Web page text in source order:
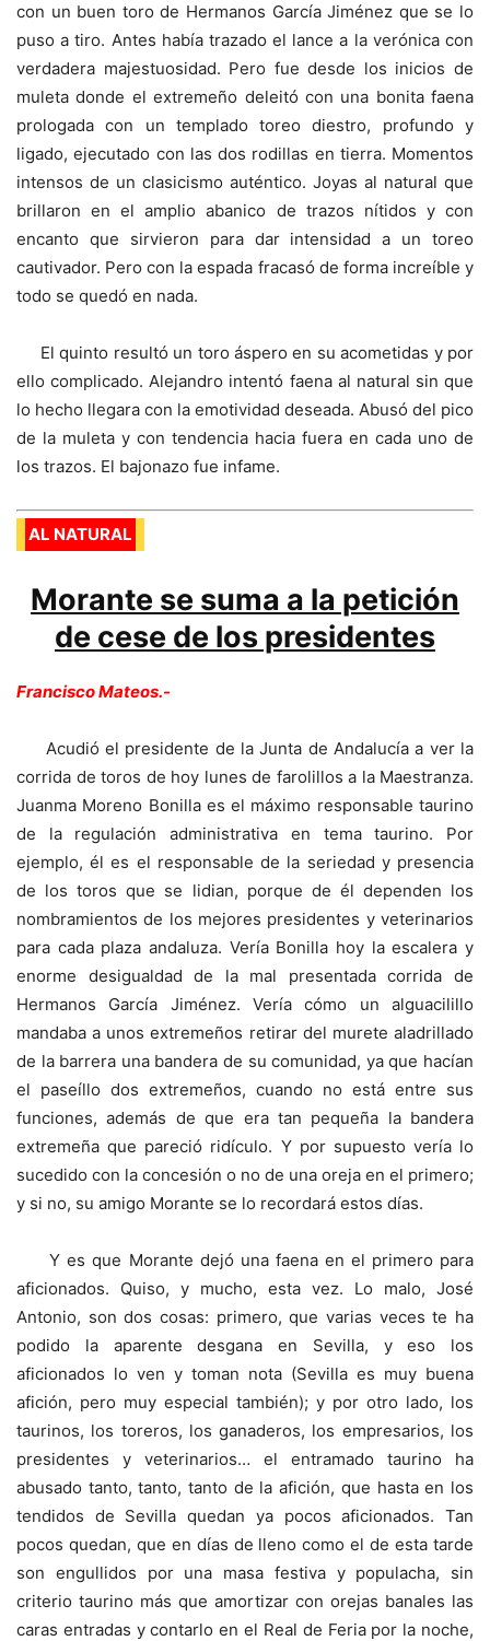
con un buen toro de Hermanos García Jiménez que se lo
puso a tiro. Antes había trazado el lance a la verónica con
verdadera majestuosidad. Pero fue desde los inicios de
muleta donde el extremeño deleitó con una bonita faena
prologada con un templado toreo diestro, profundo y
ligado, ejecutado con las dos rodillas en tierra. Momentos
intensos de un clasicismo auténtico. Joyas al natural que
brillaron en el amplio abanico de trazos nítidos y con
encanto que sirvieron para dar intensidad a un toreo
cautivador. Pero con la espada fracasó de forma increíble y
todo se quedó en nada.
El quinto resultó un toro áspero en su acometidas y por
ello complicado. Alejandro intentó faena al natural sin que
lo hecho llegara con la emotividad deseada. Abusó del pico
de la muleta y con tendencia hacia fuera en cada uno de
los trazos. El bajonazo fue infame.
AL NATURAL
Morante se suma a la petición
de cese de los presidentes
Francisco Mateos.-
Acudió el presidente de la Junta de Andalucía a ver la
corrida de toros de hoy lunes de farolillos a la Maestranza.
Juanma Moreno Bonilla es el máximo responsable taurino
de la regulación administrativa en tema taurino. Por
ejemplo, él es el responsable de la seriedad y presencia
de los toros que se lidian, porque de él dependen los
nombramientos de los mejores presidentes y veterinarios
para cada plaza andaluza. Vería Bonilla hoy la escalera y
enorme desigualdad de la mal presentada corrida de
Hermanos García Jiménez. Vería cómo un alguacilillo
mandaba a unos extremeños retirar del murete aladrillado
de la barrera una bandera de su comunidad, ya que hacían
el paseíllo dos extremeños, cuando no está entre sus
funciones, además de que era tan pequeña la bandera
extremeña que pareció ridículo. Y por supuesto vería lo
sucedido con la concesión o no de una oreja en el primero;
y si no, su amigo Morante se lo recordará estos días.
Y es que Morante dejó una faena en el primero para
aficionados. Quiso, y mucho, esta vez. Lo malo, José
Antonio, son dos cosas: primero, que varias veces te ha
podido la aparente desgana en Sevilla, y eso los
aficionados lo ven y toman nota (Sevilla es muy buena
afición, pero muy especial también); y por otro lado, los
taurinos, los toreros, los ganaderos, los empresarios, los
presidentes y veterinarios… el entramado taurino ha
abusado tanto, tanto, tanto de la afición, que hasta en los
tendidos de Sevilla quedan ya pocos aficionados. Tan
pocos quedan, que en días de lleno como el de esta tarde
son engullidos por una masa festiva y populacha, sin
criterio taurino más que amortizar con orejas banales las
caras entradas y contarlo en el Real de Feria por la noche,